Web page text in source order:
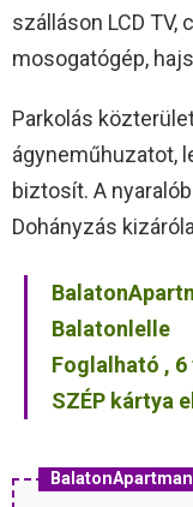
szálláson LCD TV,
mosogatógép,
Parkolás
ágyneműhuzatot,
biztosít. A
Dohányzás
Balatonlelle
Foglalható ,
SZÉP kártya